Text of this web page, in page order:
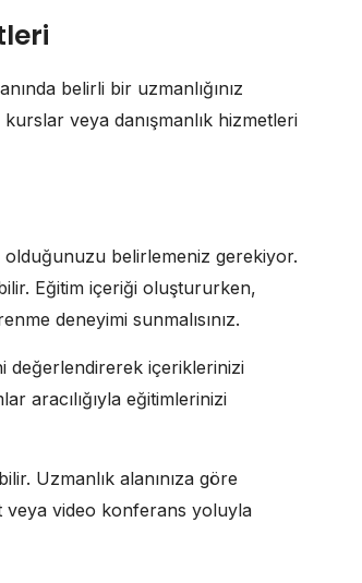
belirli bir uzmanlığınız
veya danışmanlık hizmetleri
belirlemeniz gerekiyor.
Eğitim içeriği oluştururken,
deneyimi sunmalısınız.
değerlendirerek içeriklerinizi
aracılığıyla eğitimlerinizi
Uzmanlık alanınıza göre
veya video konferans yoluyla